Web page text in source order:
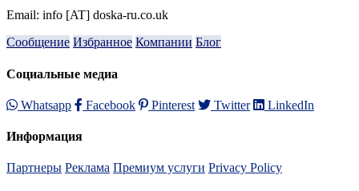
Email: info [AT] doska-ru.co.uk
Сообщение Избранное Компании Блог
Социальные медиа
Whatsapp Facebook Pinterest Twitter LinkedIn
Информация
Партнеры Реклама Премиум услуги Privacy Policy